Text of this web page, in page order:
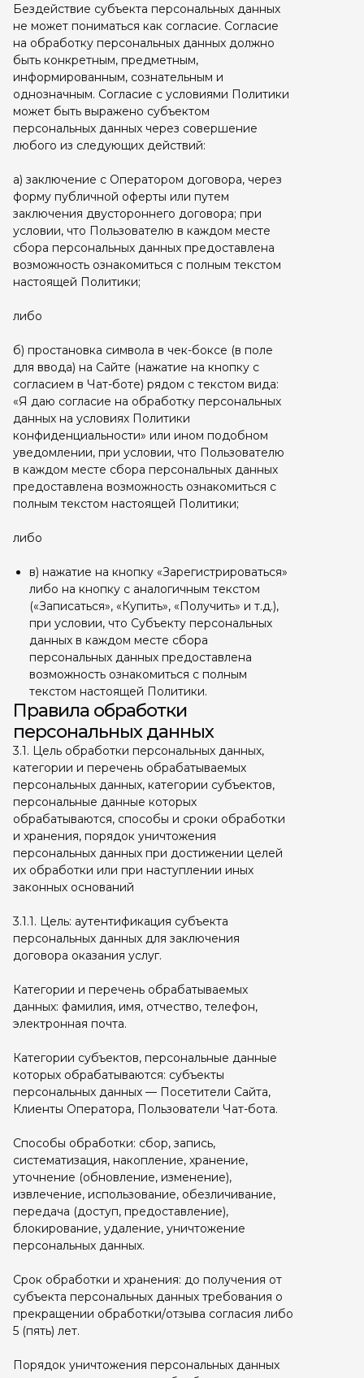
Бездействие субъекта персональных данных
не может пониматься как согласие. Согласие
на обработку персональных данных должно
быть конкретным, предметным,
информированным, сознательным и
однозначным. Согласие с условиями Политики
может быть выражено субъектом
персональных данных через совершение
любого из следующих действий:
а) заключение с Оператором договора, через
форму публичной оферты или путем
заключения двустороннего договора; при
условии, что Пользователю в каждом месте
сбора персональных данных предоставлена
возможность ознакомиться с полным текстом
настоящей Политики;
либо
б) простановка символа в чек-боксе (в поле
для ввода) на Сайте (нажатие на кнопку с
согласием в Чат-боте) рядом с текстом вида:
«Я даю согласие на обработку персональных
данных на условиях Политики
конфиденциальности» или ином подобном
уведомлении, при условии, что Пользователю
в каждом месте сбора персональных данных
предоставлена возможность ознакомиться с
полным текстом настоящей Политики;
либо
в) нажатие на кнопку «Зарегистрироваться»
либо на кнопку с аналогичным текстом
(«Записаться», «Купить», «Получить» и т.д.),
при условии, что Субъекту персональных
данных в каждом месте сбора
персональных данных предоставлена
возможность ознакомиться с полным
текстом настоящей Политики.
Правила обработки
персональных данных
3.1. Цель обработки персональных данных,
категории и перечень обрабатываемых
персональных данных, категории субъектов,
персональные данные которых
обрабатываются, способы и сроки обработки
и хранения, порядок уничтожения
персональных данных при достижении целей
их обработки или при наступлении иных
законных оснований
3.1.1. Цель: аутентификация субъекта
персональных данных для заключения
договора оказания услуг.
Категории и перечень обрабатываемых
данных: фамилия, имя, отчество, телефон,
электронная почта.
Категории субъектов, персональные данные
которых обрабатываются: субъекты
персональных данных — Посетители Сайта,
Клиенты Оператора, Пользователи Чат-бота.
Способы обработки: сбор, запись,
систематизация, накопление, хранение,
уточнение (обновление, изменение),
извлечение, использование, обезличивание,
передача (доступ, предоставление),
блокирование, удаление, уничтожение
персональных данных.
Срок обработки и хранения: до получения от
субъекта персональных данных требования о
прекращении обработки/отзыва согласия либо
5 (пять) лет.
Порядок уничтожения персональных данных